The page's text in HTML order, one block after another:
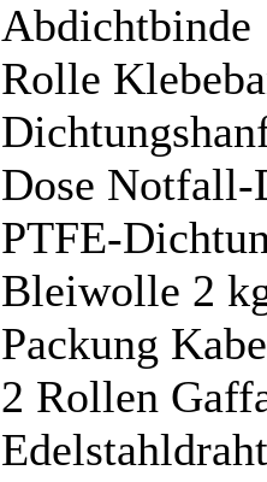
Abdichtbinde
Rolle
Dose Notfall-
PTFE-
Bleiwolle 2
Packung
2 Rollen